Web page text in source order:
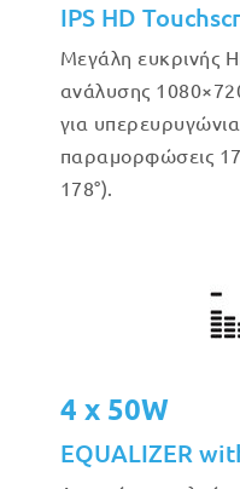
IPS HD
Μεγάλη ευκρινής
ανάλυσης
για
παραμορφώσεις
178°).
4 x 50W
EQUALIZER